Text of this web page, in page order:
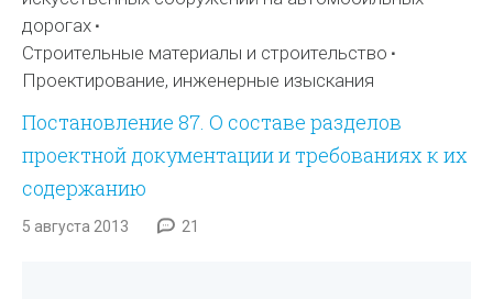
дорогах
Строительные материалы и строительство
Проектирование, инженерные изыскания
Постановление 87. О составе разделов
проектной документации и требованиях к их
содержанию
5 августа 2013 21